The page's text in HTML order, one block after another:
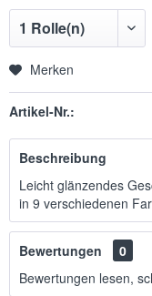
Merken
Artikel-Nr.:
Beschreibung
Leicht glänzendes
in 9 verschiedenen
Bewertungen
0
Bewertungen lesen,